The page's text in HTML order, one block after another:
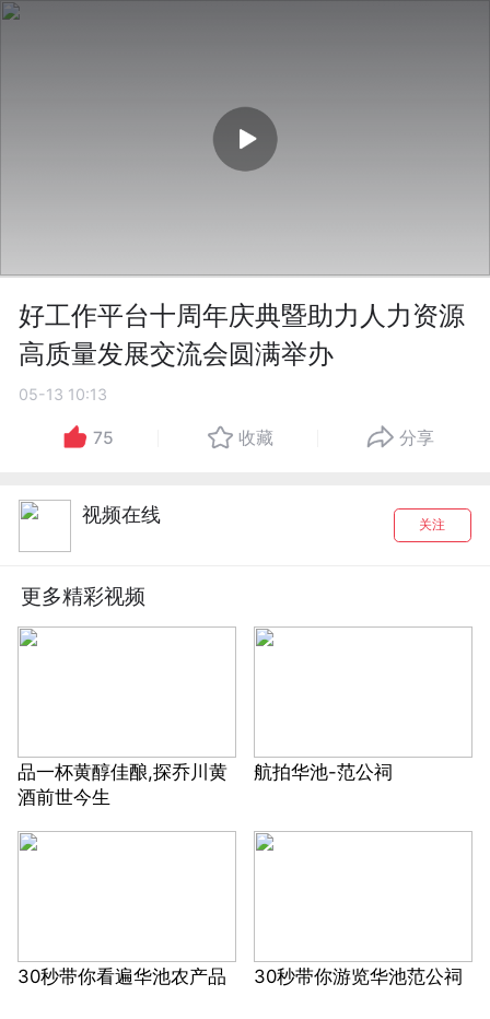
好工作平台十周年庆典暨助力人力资源
高质量发展交流会圆满举办
05-13 10:13
75 收藏 分享
视频在线 关注
更多精彩视频
品一杯黄醇佳酿,探乔川黄
酒前世今生
航拍华池-范公祠
30秒带你看遍华池农产品 30秒带你游览华池范公祠